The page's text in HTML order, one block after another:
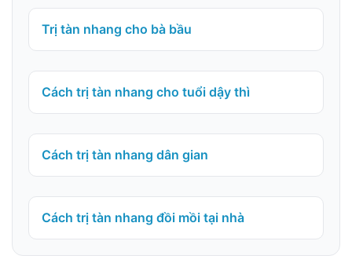
Trị tàn nhang cho bà bầu
Cách trị tàn nhang cho tuổi dậy thì
Cách trị tàn nhang dân gian
Cách trị tàn nhang đồi mồi tại nhà